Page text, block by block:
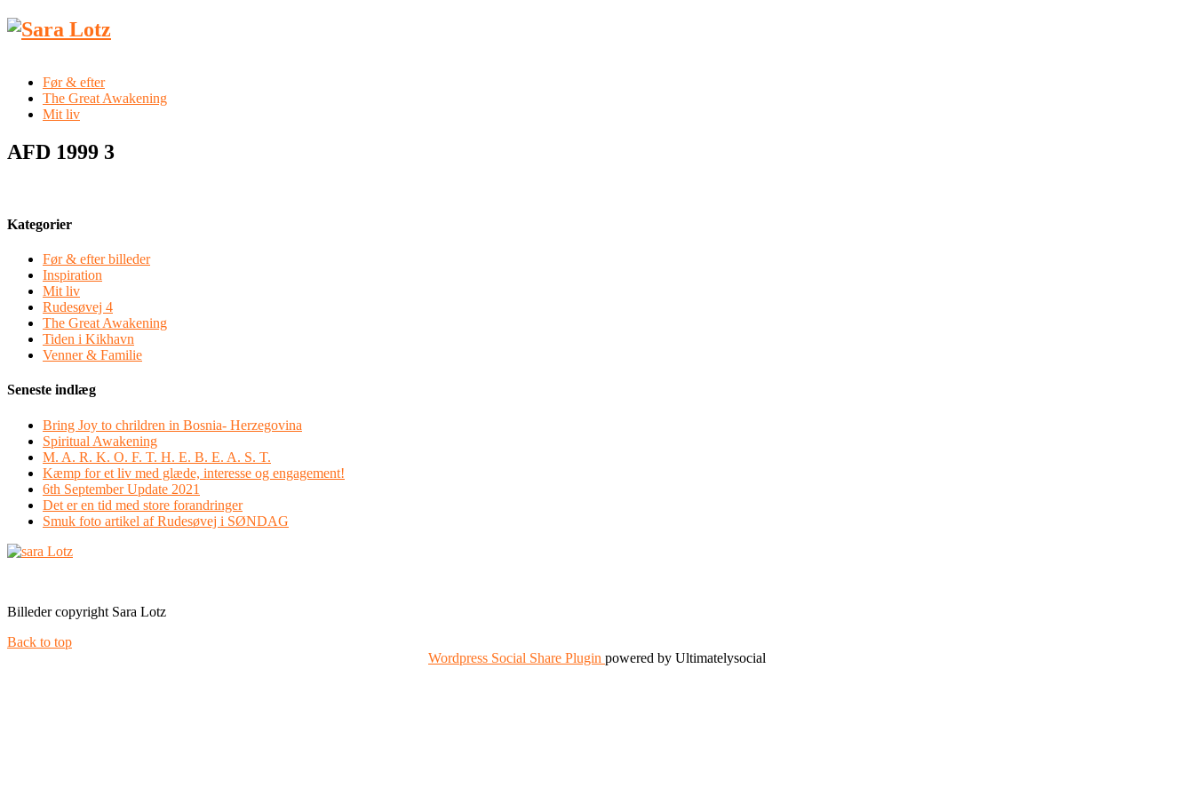
Før & efter
The Great Awakening
Mit liv
AFD 1999 3
Kategorier
Før & efter billeder
Inspiration
Mit liv
Rudesøvej 4
The Great Awakening
Tiden i Kikhavn
Venner & Familie
Seneste indlæg
Bring Joy to chrildren in Bosnia- Herzegovina
Spiritual Awakening
M. A. R. K. O. F. T. H. E. B. E. A. S. T.
Kæmp for et liv med glæde, interesse og engagement!
6th September Update 2021
Det er en tid med store forandringer
Smuk foto artikel af Rudesøvej i SØNDAG
Billeder copyright Sara Lotz
Back to top
Wordpress Social Share Plugin powered by Ultimatelysocial